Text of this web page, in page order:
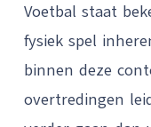
Voetbal staat
fysiek spel
binnen deze
overtredingen